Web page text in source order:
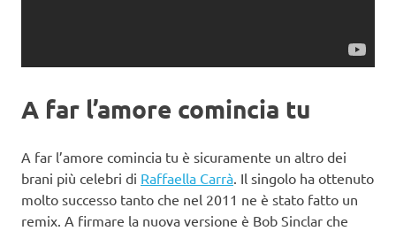
A far l’amore comincia tu
A far l’amore comincia tu è sicuramente un altro dei
brani più celebri di Raffaella Carrà . Il singolo ha ottenuto
molto successo tanto che nel 2011 ne è stato fatto un
remix. A firmare la nuova versione è Bob Sinclar che